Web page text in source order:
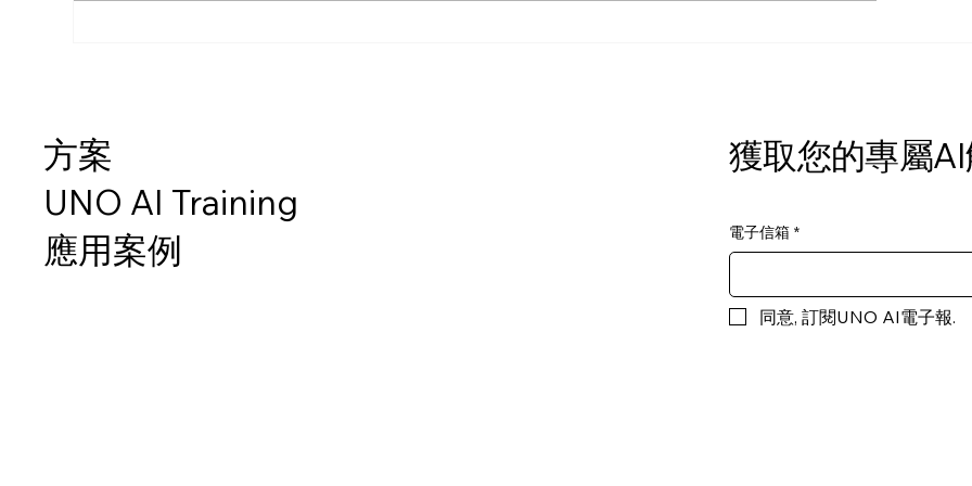
方案
UNO AI Training
應用案例
獲取您的專屬
電子信箱 *
同意, 訂閱UNO AI電子報.